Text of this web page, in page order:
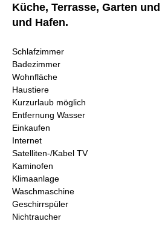
Küche, Terrasse, Garten
und Hafen.
Schlafzimmer
Badezimmer
Wohnfläche
Haustiere
Kurzurlaub möglich
Entfernung Wasser
Einkaufen
Internet
Satelliten-/Kabel TV
Kaminofen
Klimaanlage
Waschmaschine
Geschirrspüler
Nichtraucher